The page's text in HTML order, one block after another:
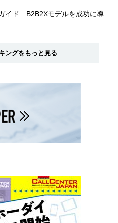
イド B2B2Xモデルを成功に導
ングをもっと見る